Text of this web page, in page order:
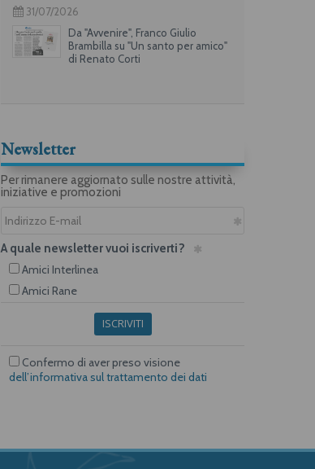
31/07/2026
Da "Avvenire", Franco Giulio
Brambilla su "Un santo per amico"
di Renato Corti
Newsletter
Per rimanere aggiornato sulle nostre attività,
iniziative e promozioni
A quale newsletter vuoi iscriverti?
Amici Interlinea
Amici Rane
ISCRIVITI
Confermo di aver preso visione
dell’informativa sul trattamento dei dati